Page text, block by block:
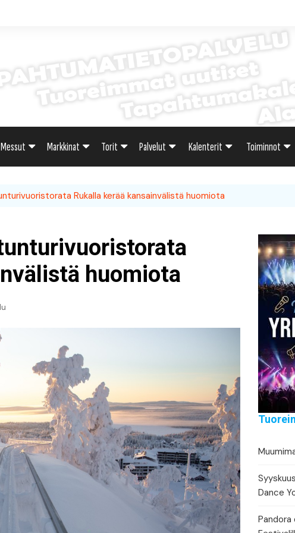
Messut Markkinat Torit Palvelut Kalenterit
Moottoriurheilukalenteri
Ravikalenteri
Muut
Toiminnot
Torihaku
Lähetä
Rukalla kerää kansainvälistä huomiota
huomiota
Dance